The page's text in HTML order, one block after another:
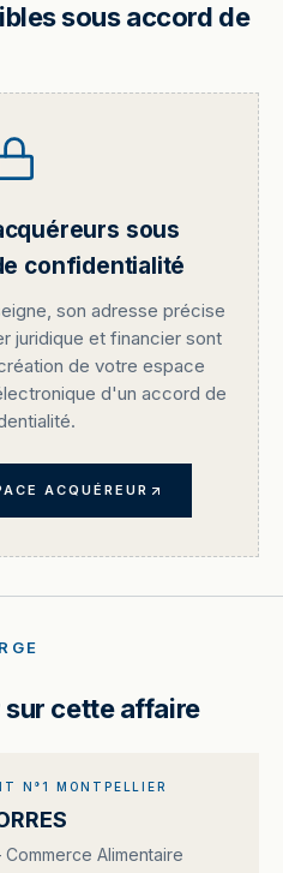
sous accord de
sous
confidentialité
son adresse précise
juridique et financier sont
de votre espace
d'un accord de
ACQUÉREUR
cette affaire
N°1 MONTPELLIER
Alimentaire